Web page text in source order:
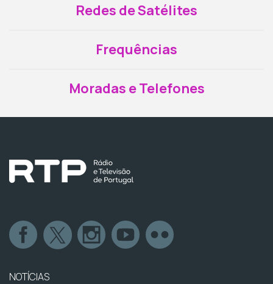
Redes de Satélites
Frequências
Moradas e Telefones
NOTÍCIAS